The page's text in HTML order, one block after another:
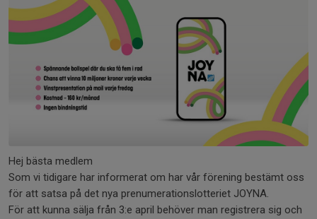
Hej bästa medlem
Som vi tidigare har informerat om har vår förening bestämt oss
för att satsa på det nya prenumerationslotteriet JOYNA.
För att kunna sälja från 3:e april behöver man registrera sig och